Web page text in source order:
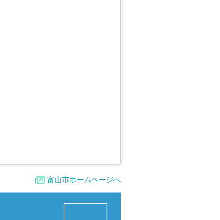
富山市ホームページへ